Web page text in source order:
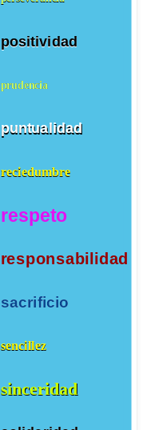
positividad
prudencia
puntualidad
reciedumbre
respeto
responsabilidad
sacrificio
sencillez
sinceridad